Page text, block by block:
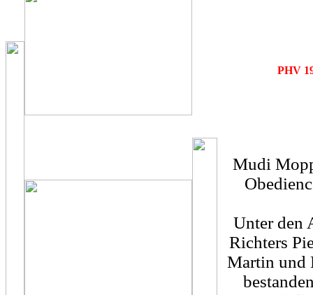
PHV
Mudi
Unter den
Richters
Martin und